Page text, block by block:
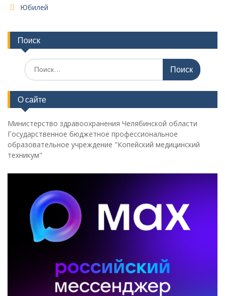
Юбилей
Поиск
Поиск
по:
О сайте
Министерство здравоохранения Челябинской области
Государственное бюджетное профессиональное
образовательное учреждение "Копейский медицинский
техникум"